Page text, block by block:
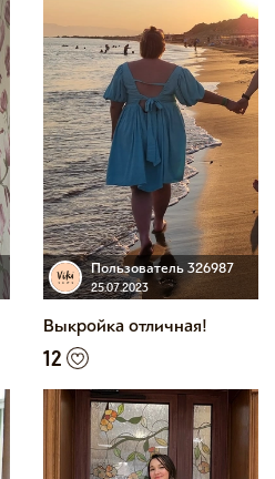
Пользователь 326987
25.07.2023
Выкройка отличная!
12